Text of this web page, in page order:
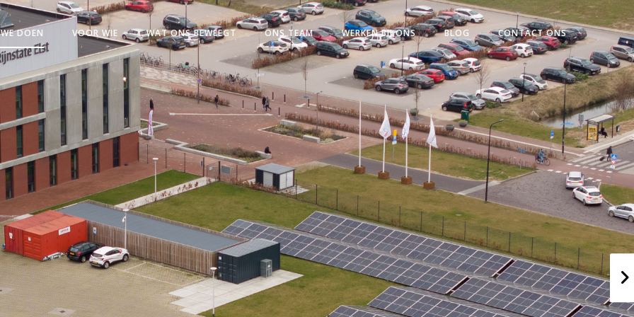
DOEN VOOR WIE WAT ONS BEWEEGT ONS TEAM WERKEN BIJ ONS BLOG CONTACT ONS